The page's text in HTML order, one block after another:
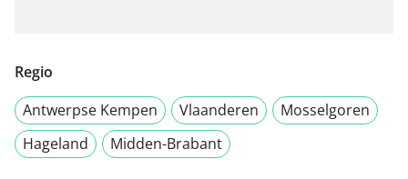
Regio
Antwerpse Kempen
Vlaanderen
Mosselgoren
Hageland
Midden-Brabant